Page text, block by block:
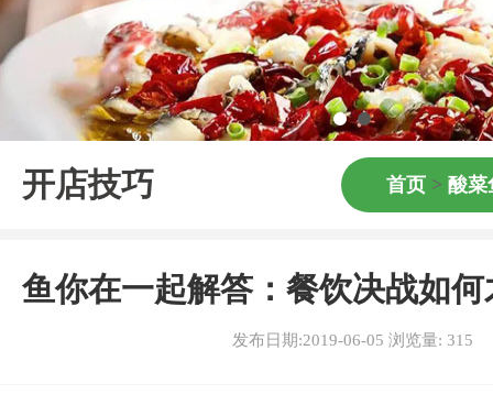
开店技巧 首页 > 酸菜
鱼你在一起解答：餐饮决战如
发布日期:2019-06-05 浏览量: 315